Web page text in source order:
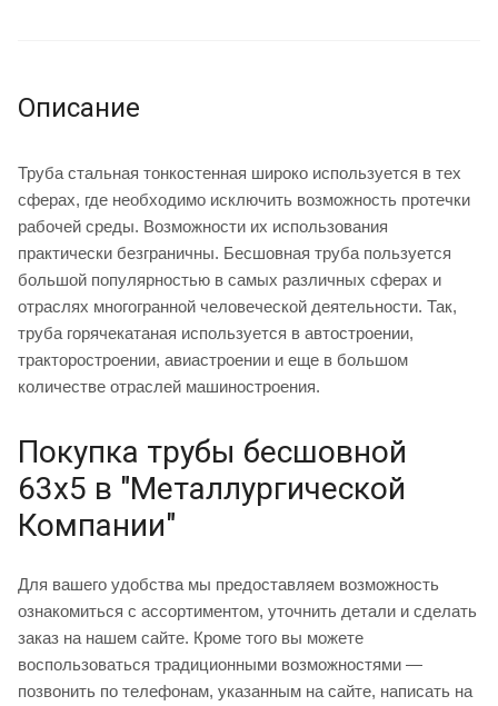
Описание
Труба стальная тонкостенная широко используется в тех
сферах, где необходимо исключить возможность протечки
рабочей среды. Возможности их использования
практически безграничны. Бесшовная труба пользуется
большой популярностью в самых различных сферах и
отраслях многогранной человеческой деятельности. Так,
труба горячекатаная используется в автостроении,
тракторостроении, авиастроении и еще в большом
количестве отраслей машиностроения.
Покупка трубы бесшовной
63х5 в "Металлургической
Компании"
Для вашего удобства мы предоставляем возможность
ознакомиться с ассортиментом, уточнить детали и сделать
заказ на нашем сайте. Кроме того вы можете
воспользоваться традиционными возможностями —
позвонить по телефонам, указанным на сайте, написать на